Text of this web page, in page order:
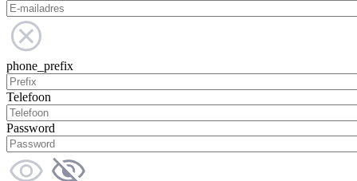
phone_prefix
Telefoon
Password